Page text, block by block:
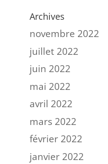
Archives
novembre 2022
juillet 2022
juin 2022
mai 2022
avril 2022
mars 2022
février 2022
janvier 2022